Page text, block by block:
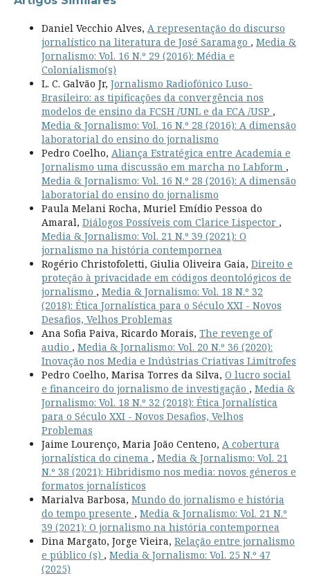
Daniel Vecchio Alves, A representação do discurso
jornalístico na literatura de José Saramago , Media &
Jornalismo: Vol. 16 N.º 29 (2016): Média e
Colonialismo(s)
L. C. Galvão Jr, Jornalismo Radiofónico Luso-
Brasileiro: as tipificações da convergência nos
modelos de ensino da FCSH /UNL e da ECA /USP ,
Media & Jornalismo: Vol. 16 N.º 28 (2016): A dimensão
laboratorial do ensino do jornalismo
Pedro Coelho, Aliança Estratégica entre Academia e
Jornalismo uma discussão em marcha no Labform ,
Media & Jornalismo: Vol. 16 N.º 28 (2016): A dimensão
laboratorial do ensino do jornalismo
Paula Melani Rocha, Muriel Emídio Pessoa do
Amaral, Diálogos Possíveis com Clarice Lispector ,
Media & Jornalismo: Vol. 21 N.º 39 (2021): O
jornalismo na história contempornea
Rogério Christofoletti, Giulia Oliveira Gaia, Direito e
proteção à privacidade em códigos deontológicos de
jornalismo , Media & Jornalismo: Vol. 18 N.º 32
(2018): Ética Jornalística para o Século XXI - Novos
Desafios, Velhos Problemas
Ana Sofia Paiva, Ricardo Morais, The revenge of
audio , Media & Jornalismo: Vol. 20 N.º 36 (2020):
Inovação nos Media e Indústrias Criativas Limítrofes
Pedro Coelho, Marisa Torres da Silva, O lucro social
e financeiro do jornalismo de investigação , Media &
Jornalismo: Vol. 18 N.º 32 (2018): Ética Jornalística
para o Século XXI - Novos Desafios, Velhos
Problemas
Jaime Lourenço, Maria João Centeno, A cobertura
jornalística do cinema , Media & Jornalismo: Vol. 21
N.º 38 (2021): Hibridismo nos media: novos géneros e
formatos jornalísticos
Marialva Barbosa, Mundo do jornalismo e história
do tempo presente , Media & Jornalismo: Vol. 21 N.º
39 (2021): O jornalismo na história contempornea
Dina Margato, Jorge Vieira, Relação entre jornalismo
e público (s) , Media & Jornalismo: Vol. 25 N.º 47
(2025)